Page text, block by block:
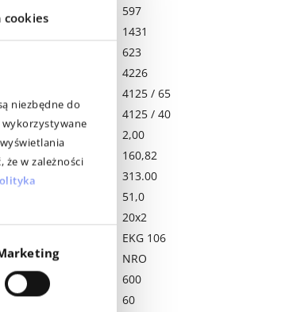
cookies
niezbędne do
że w zależności
597
mm
1431
623
4226
4125 / 65
przy km/h (2)
4125 / 40
bar
2,00
160,82
opon 75 litrów
313.00
51,0
20x2
EKG 106
Felgi
NRO
nominalna (mm)
600
profilu
60